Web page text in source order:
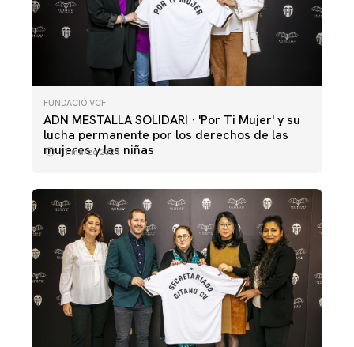
FUNDACIÓ VCF
ADN MESTALLA SOLIDARI · 'Por Ti Mujer' y su
lucha permanente por los derechos de las
mujeres y las niñas
11 marzo 2024